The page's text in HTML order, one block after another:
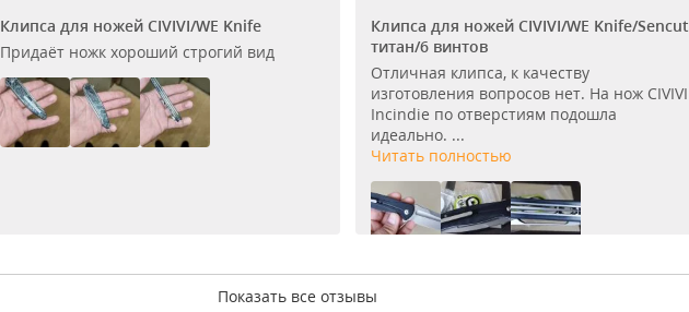
Клипса для ножей CIVIVI/WE Knife
Придаёт ножк хороший строгий вид
Клипса для ножей CIVIVI/WE Knife/Sencut
титан/6 винтов
Отличная клипса, к качеству
изготовления вопросов нет. На нож CIVIVI
Incindie по отверстиям подошла
идеально. ...
Читать полностью
Показать все отзывы